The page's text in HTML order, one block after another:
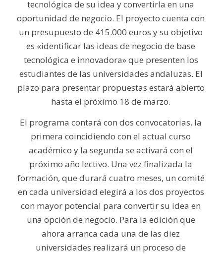
tecnológica de su idea y convertirla en una
oportunidad de negocio. El proyecto cuenta con
un presupuesto de 415.000 euros y su objetivo
es «identificar las ideas de negocio de base
tecnológica e innovadora» que presenten los
estudiantes de las universidades andaluzas. El
plazo para presentar propuestas estará abierto
hasta el próximo 18 de marzo.
El programa contará con dos convocatorias, la
primera coincidiendo con el actual curso
académico y la segunda se activará con el
próximo año lectivo. Una vez finalizada la
formación, que durará cuatro meses, un comité
en cada universidad elegirá a los dos proyectos
con mayor potencial para convertir su idea en
una opción de negocio. Para la edición que
ahora arranca cada una de las diez
universidades realizará un proceso de